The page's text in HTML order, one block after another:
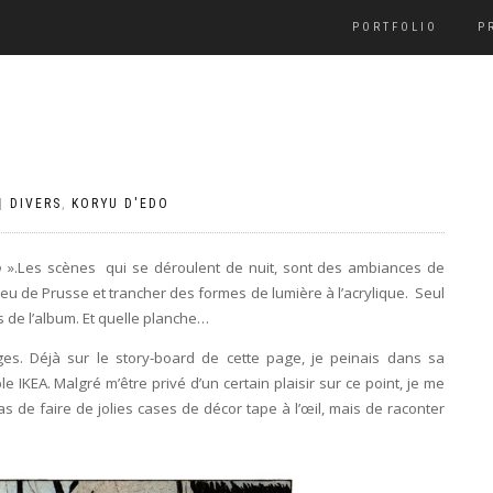
PORTFOLIO
DIVERS , KORYU D'EDO
».Les scènes
qui se déroulent de nuit, sont des ambiances de
de Prusse et trancher des formes de lumière à l’acrylique. Seul
l’album. Et quelle planche…
Déjà sur le story-board de cette page, je peinais dans sa
Malgré m’être privé d’un certain plaisir sur ce point, je me
de faire de jolies cases de décor tape à l’œil, mais de raconter